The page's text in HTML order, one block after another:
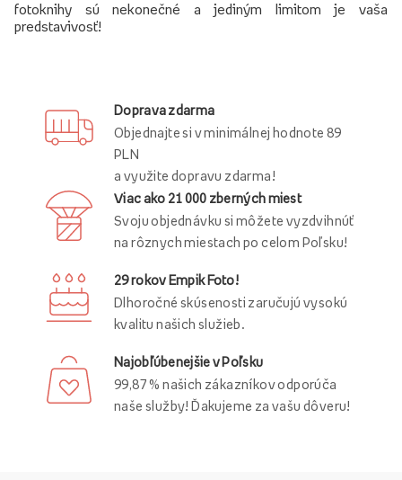
fotoknihy sú nekonečné a jediným limitom je vaša
predstavivosť!
Doprava zdarma
Objednajte si v minimálnej hodnote 89
PLN
a využite dopravu zdarma!
Viac ako 21 000 zberných miest
Svoju objednávku si môžete vyzdvihnúť
na rôznych miestach po celom Poľsku!
29 rokov Empik Foto!
Dlhoročné skúsenosti zaručujú vysokú
kvalitu našich služieb.
Najobľúbenejšie v Poľsku
99,87 % našich zákazníkov odporúča
naše služby! Ďakujeme za vašu dôveru!